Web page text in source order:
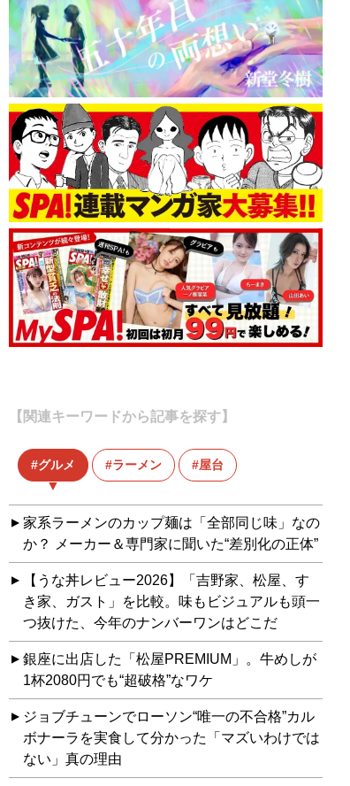
【関連キーワードから記事を探す】
グルメ ラーメン 屋台
家系ラーメンのカップ麺は「全部同じ味」なの
か？ メーカー＆専門家に聞いた“差別化の正体”
【うな丼レビュー2026】「吉野家、松屋、す
き家、ガスト」を比較。味もビジュアルも頭一
つ抜けた、今年のナンバーワンはどこだ
銀座に出店した「松屋PREMIUM」。牛めしが
1杯2080円でも“超破格”なワケ
ジョブチューンでローソン“唯一の不合格”カル
ボナーラを実食して分かった「マズいわけでは
ない」真の理由